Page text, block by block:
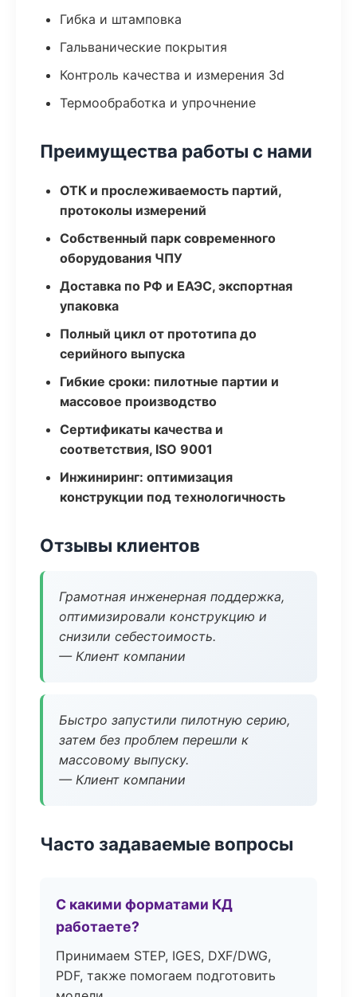
Гибка и штамповка
Гальванические покрытия
Контроль качества и измерения 3d
Термообработка и упрочнение
Преимущества работы с нами
ОТК и прослеживаемость партий,
протоколы измерений
Собственный парк современного
оборудования ЧПУ
Доставка по РФ и ЕАЭС, экспортная
упаковка
Полный цикл от прототипа до
серийного выпуска
Гибкие сроки: пилотные партии и
массовое производство
Сертификаты качества и
соответствия, ISO 9001
Инжиниринг: оптимизация
конструкции под технологичность
Отзывы клиентов
Грамотная инженерная поддержка,
оптимизировали конструкцию и
снизили себестоимость.
— Клиент компании
Быстро запустили пилотную серию,
затем без проблем перешли к
массовому выпуску.
— Клиент компании
Часто задаваемые вопросы
С какими форматами КД
работаете?
Принимаем STEP, IGES, DXF/DWG,
PDF, также помогаем подготовить